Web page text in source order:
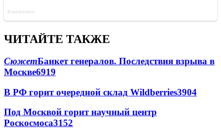
ЧИТАЙТЕ ТАКЖЕ
СюжетБанкет генералов. Последствия взрыва в
Москве6919
В РФ горит очередной склад Wildberries3904
Под Москвой горит научный центр
Роскосмоса3152